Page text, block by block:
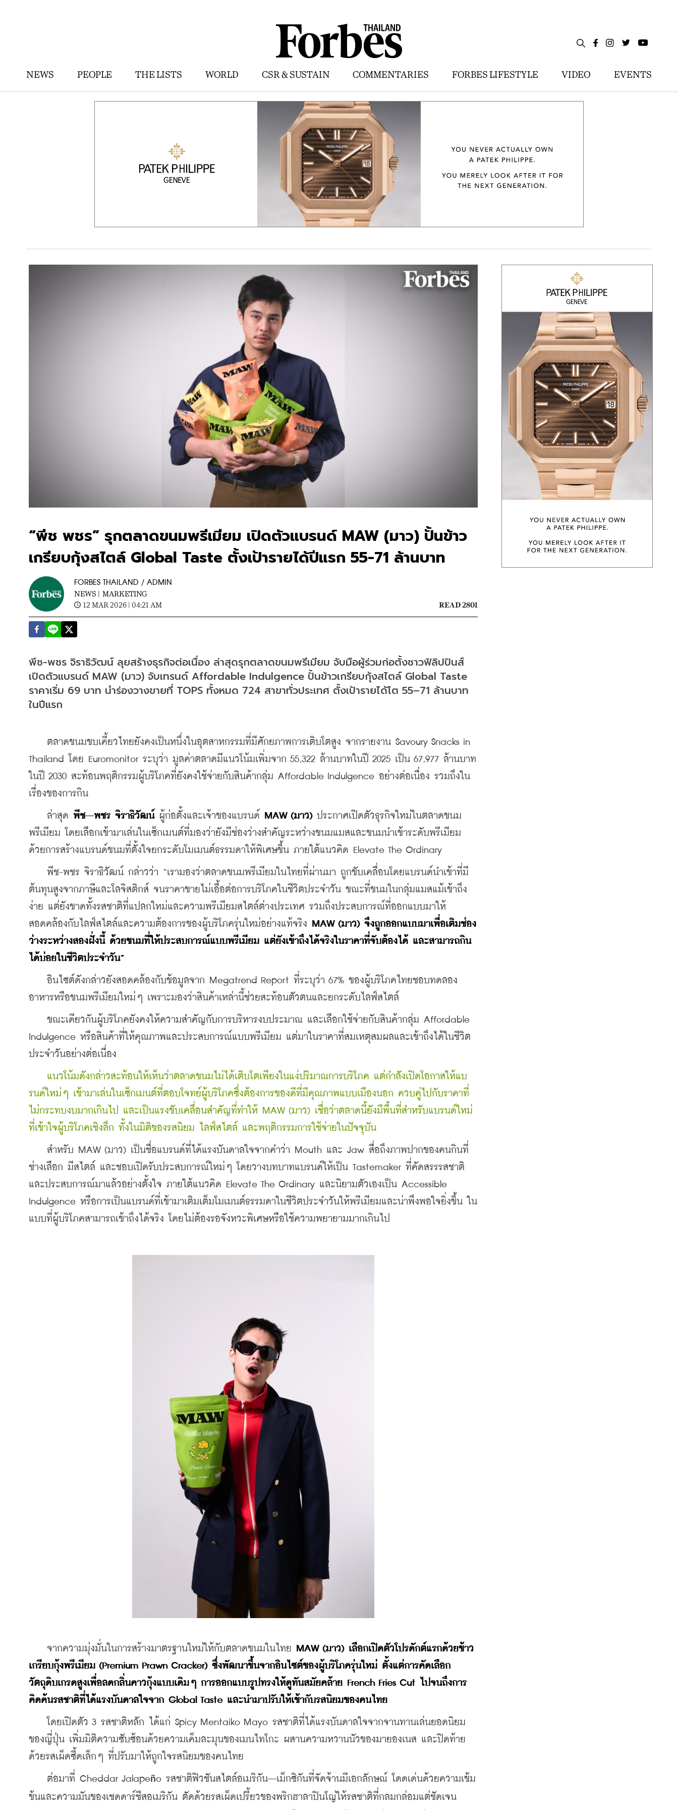
NEWS PEOPLE THE LISTS WORLD CSR & SUSTAIN COMMENTARIES FORBES LIFESTYLE VIDEO EVENTS
“พีช พชร” รุกตลาดขนมพรีเมียม เปิดตัวแบรนด์ MAW (มาว) ปั้นข้าว
เกรียบกุ้งสไตล์ Global Taste ตั้งเป้ารายได้ปีแรก 55-71 ล้านบาท
FORBES THAILAND / ADMIN
NEWS | MARKETING
12 MAR 2026 | 04:21 AM
READ 2801
พีช-พชร จิราธิวัฒน์ ลุยสร้างธุรกิจต่อเนื่อง ล่าสุดรุกตลาดขนมพรีเมียม จับมือผู้ร่วมก่อตั้งชาวฟิลิปปินส์
เปิดตัวแบรนด์ MAW (มาว) จับเทรนด์ Affordable Indulgence ปั้นข้าวเกรียบกุ้งสไตล์ Global Taste
ราคาเริ่ม 69 บาท นำร่องวางขายที่ TOPS ทั้งหมด 724 สาขาทั่วประเทศ ตั้งเป้ารายได้โต 55–71 ล้านบาท
ในปีแรก
ตลาดขนมขบเคี้ยวไทยยังคงเป็นหนึ่งในอุตสาหกรรมที่มีศักยภาพการเติบโตสูง จากรายงาน Savoury Snacks in
Thailand โดย Euromonitor ระบุว่า มูลค่าตลาดมีแนวโน้มเพิ่มจาก 55,322 ล้านบาทในปี 2025 เป็น 67,977 ล้านบาท
ในปี 2030 สะท้อนพฤติกรรมผู้บริโภคที่ยังคงใช้จ่ายกับสินค้ากลุ่ม Affordable Indulgence อย่างต่อเนื่อง รวมถึงใน
เรื่องของการกิน
ล่าสุด พีช–พชร จิราธิวัฒน์ ผู้ก่อตั้งและเจ้าของแบรนด์ MAW (มาว) ประกาศเปิดตัวธุรกิจใหม่ในตลาดขนม
พรีเมียม โดยเลือกเข้ามาเล่นในเซ็กเมนต์ที่มองว่ายังมีช่องว่างสำคัญระหว่างขนมแมสและขนมนำเข้าระดับพรีเมียม
ด้วยการสร้างแบรนด์ขนมที่ตั้งใจยกระดับโมเมนต์ธรรมดาให้พิเศษขึ้น ภายใต้แนวคิด Elevate The Ordinary
พีช-พชร จิราธิวัฒน์ กล่าวว่า “เรามองว่าตลาดขนมพรีเมียมในไทยที่ผ่านมา ถูกขับเคลื่อนโดยแบรนด์นำเข้าที่มี
ต้นทุนสูงจากภาษีและโลจิสติกส์ จนราคาขายไม่เอื้อต่อการบริโภคในชีวิตประจำวัน ขณะที่ขนมในกลุ่มแมสแม้เข้าถึง
ง่าย แต่ยังขาดทั้งรสชาติที่แปลกใหม่และความพรีเมียมสไตล์ต่างประเทศ รวมถึงประสบการณ์ที่ออกแบบมาให้
สอดคล้องกับไลฟ์สไตล์และความต้องการของผู้บริโภครุ่นใหม่อย่างแท้จริง
MAW (มาว) จึงถูกออกแบบมาเพื่อเติมช่อง
ว่างระหว่างสองฝั่งนี้ ด้วยขนมที่ให้ประสบการณ์แบบพรีเมียม แต่ยังเข้าถึงได้จริงในราคาที่จับต้องได้ และสามารถกิน
ได้บ่อยในชีวิตประจำวัน”
อินไซต์ดังกล่าวยังสอดคล้องกับข้อมูลจาก Megatrend Report ที่ระบุว่า 67% ของผู้บริโภคไทยชอบทดลอง
อาหารหรือขนมพรีเมียมใหม่ๆ เพราะมองว่าสินค้าเหล่านี้ช่วยสะท้อนตัวตนและยกระดับไลฟ์สไตล์
ขณะเดียวกันผู้บริโภคยังคงให้ความสำคัญกับการบริหารงบประมาณ และเลือกใช้จ่ายกับสินค้ากลุ่ม Affordable
Indulgence หรือสินค้าที่ให้คุณภาพและประสบการณ์แบบพรีเมียม แต่มาในราคาที่สมเหตุสมผลและเข้าถึงได้ในชีวิต
ประจำวันอย่างต่อเนื่อง
แนวโน้มดังกล่าวสะท้อนให้เห็นว่าตลาดขนมไม่ได้เติบโตเพียงในแง่ปริมาณการบริโภค แต่กำลังเปิดโอกาสให้แบ
รนด์ใหม่ๆ เข้ามาเล่นในเซ็กเมนต์ที่ตอบโจทย์ผู้บริโภคซึ่งต้องการของดีที่มีคุณภาพแบบเมืองนอก ควบคู่ไปกับราคาที่
ไม่กระทบงบมากเกินไป และเป็นแรงขับเคลื่อนสำคัญที่ทำให้ MAW (มาว) เชื่อว่าตลาดนี้ยังมีพื้นที่สำหรับแบรนด์ใหม่
ที่เข้าใจผู้บริโภคเชิงลึก ทั้งในมิติของรสนิยม ไลฟ์สไตล์ และพฤติกรรมการใช้จ่ายในปัจจุบัน
สำหรับ MAW (มาว) เป็นชื่อแบรนด์ที่ได้แรงบันดาลใจจากคำว่า Mouth และ Jaw สื่อถึงภาพปากของคนกินที่
ช่างเลือก มีสไตล์ และชอบเปิดรับประสบการณ์ใหม่ๆ โดยวางบทบาทแบรนด์ให้เป็น Tastemaker ที่คัดสรรรสชาติ
และประสบการณ์มาแล้วอย่างตั้งใจ ภายใต้แนวคิด Elevate The Ordinary และนิยามตัวเองเป็น Accessible
Indulgence หรือการเป็นแบรนด์ที่เข้ามาเติมเต็มโมเมนต์ธรรมดาในชีวิตประจำวันให้พรีเมียมและน่าพึงพอใจยิ่งขึ้น ใน
แบบที่ผู้บริโภคสามารถเข้าถึงได้จริง โดยไม่ต้องรอจังหวะพิเศษหรือใช้ความพยายามมากเกินไป
จากความมุ่งมั่นในการสร้างมาตรฐานใหม่ให้กับตลาดขนมในไทย
MAW (มาว) เลือกเปิดตัวโปรดักต์แรกด้วยข้าว
เกรียบกุ้งพรีเมียม (Premium Prawn Cracker) ซึ่งพัฒนาขึ้นจากอินไซต์ของผู้บริโภครุ่นใหม่ ตั้งแต่การคัดเลือก
วัตถุดิบเกรดสูงเพื่อลดกลิ่นคาวกุ้งแบบเดิมๆ การออกแบบรูปทรงให้ดูทันสมัยคล้าย French Fries Cut ไปจนถึงการ
คิดค้นรสชาติที่ได้แรงบันดาลใจจาก Global Taste และนำมาปรับให้เข้ากับรสนิยมของคนไทย
โดยเปิดตัว 3 รสชาติหลัก ได้แก่ Spicy Mentaiko Mayo รสชาติที่ได้แรงบันดาลใจจากจานทานเล่นยอดนิยม
ของญี่ปุ่น เพิ่มมิติความซับซ้อนด้วยความเค็มละมุนของเมนไทโกะ ผสานความหวานนัวของมายองเนส และปิดท้าย
ด้วยรสเผ็ดซี้ดเล็กๆ ที่ปรับมาให้ถูกใจรสนิยมของคนไทย
ต่อมาที่ Cheddar Jalape ñ o รสชาติฟิวชันสไตล์อเมริกัน–เม็กซิกันที่จัดจ้านมีเอกลักษณ์ โดดเด่นด้วยความเข้ม
ข้นและความมันของเชดดาร์ชีสอเมริกัน ตัดด้วยรสเผ็ดเปรี้ยวของพริกฮาลาปินโญ่ให้รสชาติที่กลมกล่อมแต่ชัดเจน